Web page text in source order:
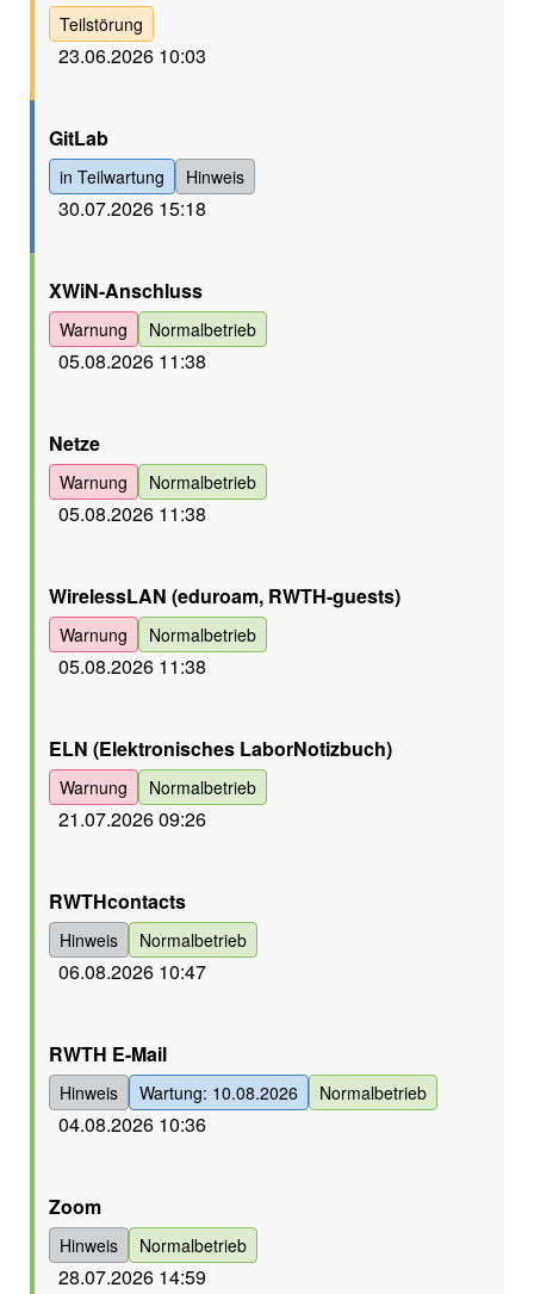
Teilstörung
23.06.2026 10:03
GitLab
in Teilwartung Hinweis
30.07.2026 15:18
XWiN-Anschluss
Warnung Normalbetrieb
05.08.2026 11:38
Netze
Warnung Normalbetrieb
05.08.2026 11:38
WirelessLAN (eduroam, RWTH-guests)
Warnung Normalbetrieb
05.08.2026 11:38
ELN (Elektronisches LaborNotizbuch)
Warnung Normalbetrieb
21.07.2026 09:26
RWTHcontacts
Hinweis Normalbetrieb
06.08.2026 10:47
RWTH E-Mail
Hinweis Wartung: 10.08.2026 Normalbetrieb
04.08.2026 10:36
Zoom
Hinweis Normalbetrieb
28.07.2026 14:59